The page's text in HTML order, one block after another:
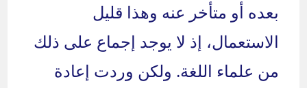
بعده أو متأخر عنه وهذا قليل
الاستعمال، إذ لا يوجد إجماع على ذلك
من علماء اللغة. ولكن وردت إعادة